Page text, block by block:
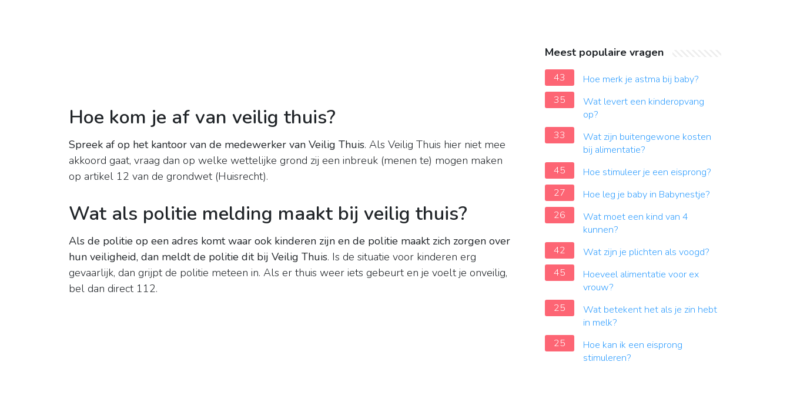
Hoe kom je af van veilig thuis?
Spreek af op het kantoor van de medewerker van Veilig Thuis. Als Veilig Thuis hier niet mee
akkoord gaat, vraag dan op welke wettelijke grond zij een inbreuk (menen te) mogen maken
op artikel 12 van de grondwet (Huisrecht).
Wat als politie melding maakt bij veilig thuis?
Als de politie op een adres komt waar ook kinderen zijn en de politie maakt zich zorgen over
hun veiligheid, dan meldt de politie dit bij Veilig Thuis. Is de situatie voor kinderen erg
gevaarlijk, dan grijpt de politie meteen in. Als er thuis weer iets gebeurt en je voelt je onveilig,
bel dan direct 112.
Meest populaire vragen
43
Hoe merk je astma bij baby?
35
Wat levert een kinderopvang
op?
33
Wat zijn buitengewone kosten
bij alimentatie?
45
Hoe stimuleer je een eisprong?
27
Hoe leg je baby in Babynestje?
26
Wat moet een kind van 4
kunnen?
42
Wat zijn je plichten als voogd?
45
Hoeveel alimentatie voor ex
vrouw?
25
Wat betekent het als je zin hebt
in melk?
25
Hoe kan ik een eisprong
stimuleren?